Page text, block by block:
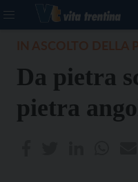
Da pietra
pietra